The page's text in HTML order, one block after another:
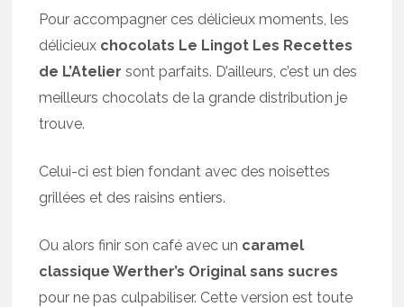
Pour accompagner ces délicieux moments, les
délicieux chocolats Le Lingot Les Recettes
de L’Atelier sont parfaits. D’ailleurs, c’est un des
meilleurs chocolats de la grande distribution je
trouve.
Celui-ci est bien fondant avec des noisettes
grillées et des raisins entiers.
Ou alors finir son café avec un caramel
classique Werther’s Original sans sucres
pour ne pas culpabiliser. Cette version est toute